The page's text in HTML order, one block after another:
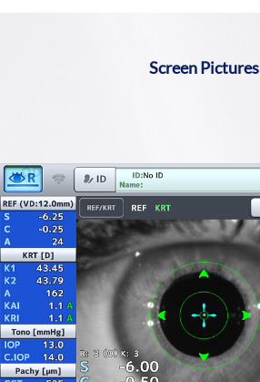
Screen Pictures